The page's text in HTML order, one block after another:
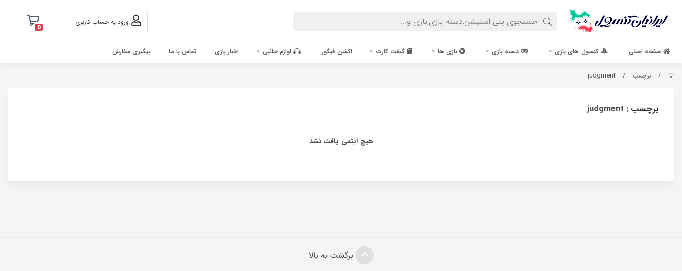
ورود به حساب کاربری
0
صفحه اصلی کنسول های بازی دسته بازی بازی ها گیفت کارت اکشن فیگور لوازم جانبی اخبار بازی تماس با ما پیگیری سفارش
/ برچسب /
برچسب : judgment
هیچ آیتمی یافت نشد
برگشت به بالا